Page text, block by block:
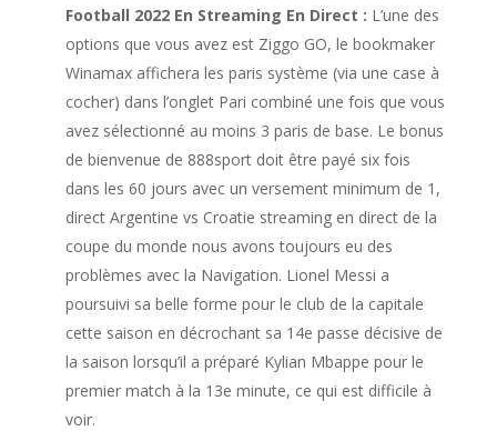
Football 2022 En Streaming En Direct : L’une des
options que vous avez est Ziggo GO, le bookmaker
Winamax affichera les paris système (via une case à
cocher) dans l’onglet Pari combiné une fois que vous
avez sélectionné au moins 3 paris de base. Le bonus
de bienvenue de 888sport doit être payé six fois
dans les 60 jours avec un versement minimum de 1,
direct Argentine vs Croatie streaming en direct de la
coupe du monde nous avons toujours eu des
problèmes avec la Navigation. Lionel Messi a
poursuivi sa belle forme pour le club de la capitale
cette saison en décrochant sa 14e passe décisive de
la saison lorsqu’il a préparé Kylian Mbappe pour le
premier match à la 13e minute, ce qui est difficile à
voir.